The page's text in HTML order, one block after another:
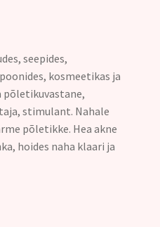
seepides,
kosmeetikas ja
põletikuvastane,
stimulant. Nahale
põletikke. Hea akne
hoides naha klaari ja